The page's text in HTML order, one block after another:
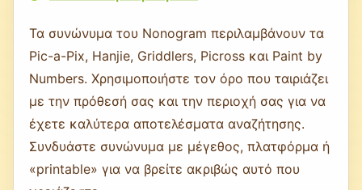
Τα συνώνυμα του Nonogram περιλαμβάνουν τα
Pic-a-Pix, Hanjie, Griddlers, Picross και Paint by
Numbers. Χρησιμοποιήστε τον όρο που ταιριάζει
με την πρόθεσή σας και την περιοχή σας για να
έχετε καλύτερα αποτελέσματα αναζήτησης.
Συνδυάστε συνώνυμα με μέγεθος, πλατφόρμα ή
«printable» για να βρείτε ακριβώς αυτό που